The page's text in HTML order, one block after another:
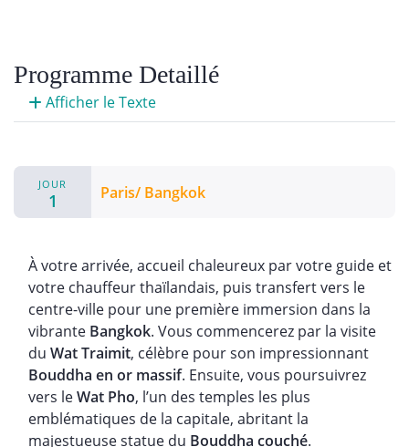
Programme Detaillé
Afficher le Texte
JOUR
1 Paris/ Bangkok
À votre arrivée, accueil chaleureux par votre guide et
votre chauffeur thaïlandais, puis transfert vers le
centre-ville pour une première immersion dans la
vibrante Bangkok. Vous commencerez par la visite
du Wat Traimit, célèbre pour son impressionnant
Bouddha en or massif. Ensuite, vous poursuivrez
vers leWat Pho, l’un des temples les plus
emblématiques de la capitale, abritant la
majestueuse statue du Bouddha couché.